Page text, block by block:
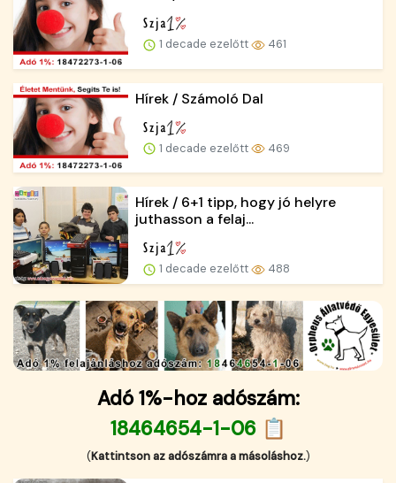
1 decade ezelőtt 461
Hírek / Számoló Dal
1 decade ezelőtt 469
Hírek / 6+1 tipp, hogy jó helyre
juthasson a felaj...
1 decade ezelőtt 488
Adó 1%-hoz adószám:
18464654-1-06 📋
(Kattintson az adószámra a másoláshoz.)